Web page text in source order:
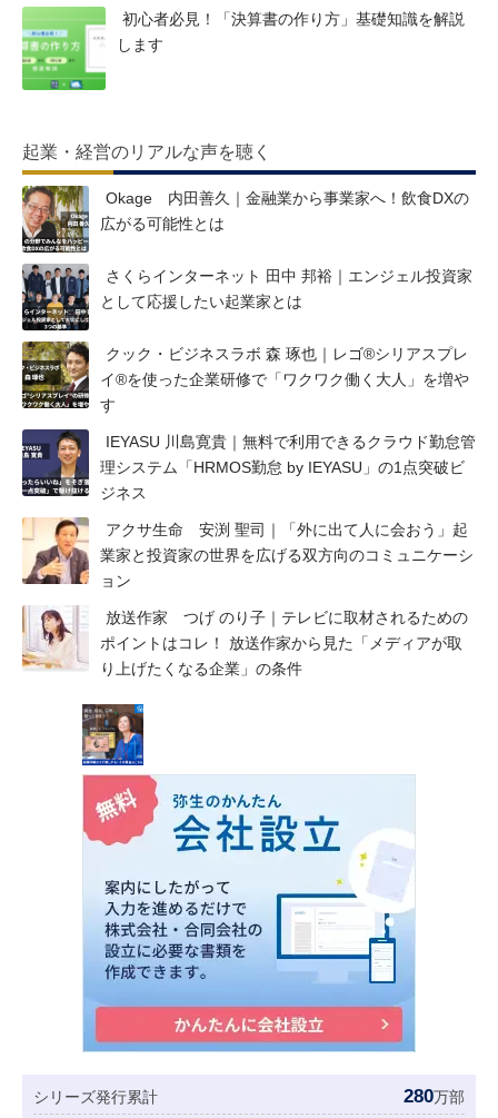
初心者必見！「決算書の作り方」基礎知識を解説
します
起業・経営のリアルな声を聴く
Okage 内田善久｜金融業から事業家へ！飲食DXの
広がる可能性とは
さくらインターネット 田中 邦裕｜エンジェル投資家
として応援したい起業家とは
クック・ビジネスラボ 森 琢也｜レゴ®シリアスプレ
イ®を使った企業研修で「ワクワク働く大人」を増や
す
IEYASU 川島寛貴｜無料で利用できるクラウド勤怠管
理システム「HRMOS勤怠 by IEYASU」の1点突破ビ
ジネス
アクサ生命 安渕 聖司｜「外に出て人に会おう」起
業家と投資家の世界を広げる双方向のコミュニケーシ
ョン
放送作家 つげ のり子｜テレビに取材されるための
ポイントはコレ！ 放送作家から見た「メディアが取
り上げたくなる企業」の条件
シリーズ発行累計 280万部